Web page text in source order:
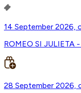
14 September 2026,
ROMEO SI JULIETA
28 September 2026,